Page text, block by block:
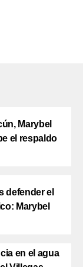
Marybel
el respaldo
defender el
Marybel
en el agua